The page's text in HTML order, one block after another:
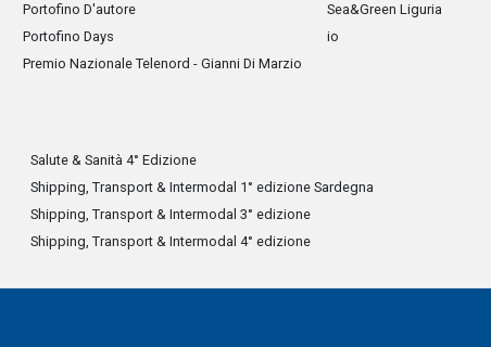
Portofino D'autore
Portofino Days
Premio Nazionale Telenord - Gianni Di Marzio
Sea&Green Liguria
io
Salute & Sanità 4° Edizione
Shipping, Transport & Intermodal 1° edizione Sardegna
Shipping, Transport & Intermodal 3° edizione
Shipping, Transport & Intermodal 4° edizione